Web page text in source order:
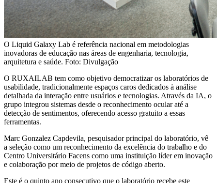
O Liquid Galaxy Lab é referência nacional em metodologias
inovadoras de educação nas áreas de engenharia, tecnologia,
arquitetura e saúde. Foto: Divulgação
O RUXAILAB tem como objetivo democratizar os laboratórios de
usabilidade, tradicionalmente espaços caros dedicados à análise
detalhada da interação entre usuários e tecnologias. Através da IA, o
grupo integrou sistemas desde o reconhecimento ocular até a
detecção de sentimentos, oferecendo acesso gratuito a essas
ferramentas.
Marc Gonzalez Capdevila, pesquisador principal do laboratório, vê
a seleção como um reconhecimento da excelência do trabalho e do
Centro Universitário Facens como uma instituição líder em inovação
e colaboração por meio de projetos de código aberto.
Este é o quinto ano consecutivo que o laboratório recebe este